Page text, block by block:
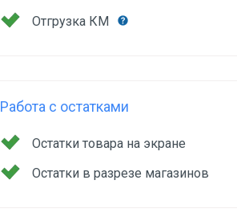
Отгрузка КМ
Работа с остатками
Остатки товара на экране
Остатки в разрезе магазинов